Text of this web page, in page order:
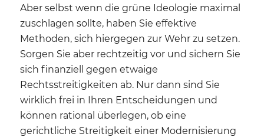
Aber selbst wenn die grüne Ideologie maximal
zuschlagen sollte, haben Sie effektive
Methoden, sich hiergegen zur Wehr zu setzen.
Sorgen Sie aber rechtzeitig vor und sichern Sie
sich finanziell gegen etwaige
Rechtsstreitigkeiten ab. Nur dann sind Sie
wirklich frei in Ihren Entscheidungen und
können rational überlegen, ob eine
gerichtliche Streitigkeit einer Modernisierung